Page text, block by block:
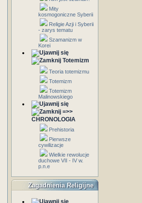
Mity
kosmogoniczne Syberii
Religie Azji i Syberii
- zarys tematu
Szamanizm w
Korei
Totemizm
Teoria totemizmu
Totemizm
Totemizm
Malinowskiego
=>>
CHRONOLOGIA
Prehistoria
Pierwsze
cywilizacje
Wielkie rewolucje
duchowe VII - IV w.
p.n.e
Zagadnienia Religijne